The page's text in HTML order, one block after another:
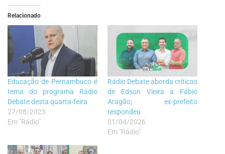
Relacionado
Educação de Pernambuco é
tema do programa Rádio
Debate desta quarta-feira
27/08/2025
Em "Rádio"
Rádio Debate aborda críticas
de Edson Vieira a Fábio
Aragão; ex-prefeito
respondeu
01/04/2026
Em "Rádio"